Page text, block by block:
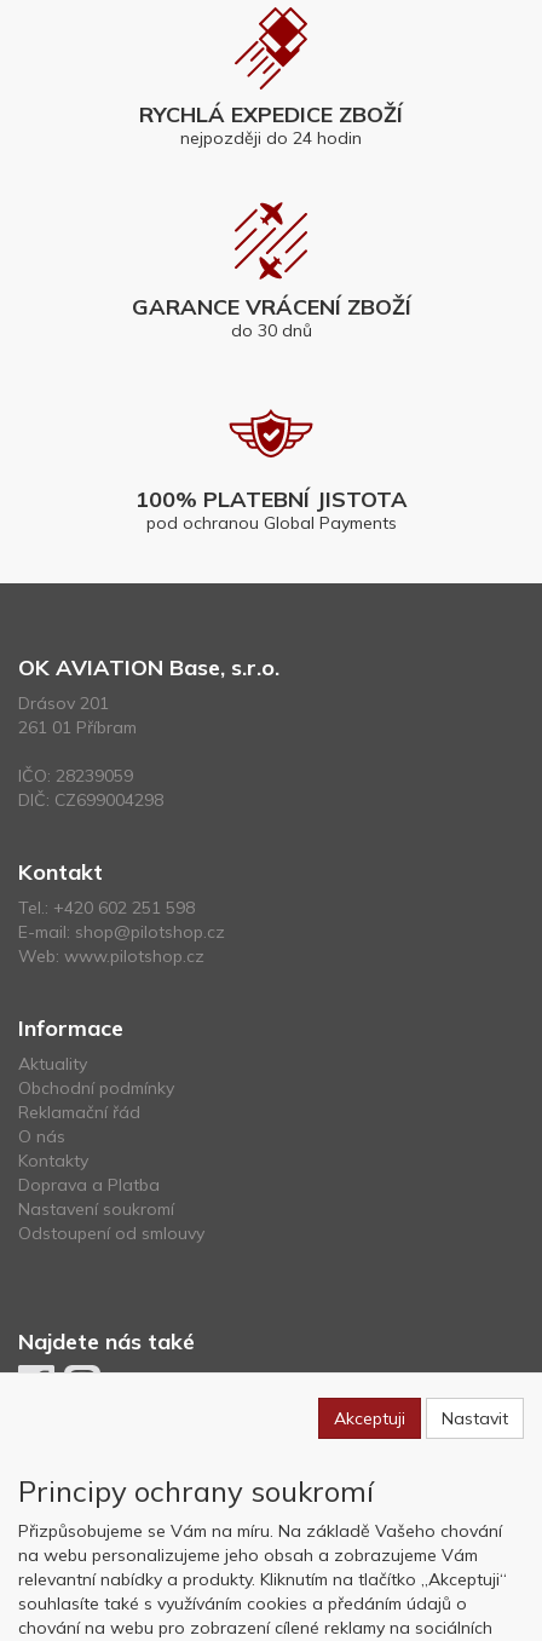
RYCHLÁ EXPEDICE ZBOŽÍ
nejpozději do 24 hodin
GARANCE VRÁCENÍ ZBOŽÍ
do 30 dnů
100% PLATEBNÍ JISTOTA
pod ochranou Global Payments
OK AVIATION Base, s.r.o.
Drásov 201
261 01 Příbram
IČO: 28239059
DIČ: CZ699004298
Kontakt
Tel.: +420 602 251 598
E-mail: shop@pilotshop.cz
Web: www.pilotshop.cz
Informace
Aktuality
Obchodní podmínky
Reklamační řád
O nás
Kontakty
Doprava a Platba
Nastavení soukromí
Odstoupení od smlouvy
Najdete nás také
Copyright © OK AVIATION Base, s.r.o. 2022, powered byABRA E-
shop
Akceptuji Nastavit
Principy ochrany soukromí
Přizpůsobujeme se Vám na míru. Na základě Vašeho chování
na webu personalizujeme jeho obsah a zobrazujeme Vám
relevantní nabídky a produkty. Kliknutím na tlačítko „Akceptuji“
souhlasíte také s využíváním cookies a předáním údajů o
chování na webu pro zobrazení cílené reklamy na sociálních